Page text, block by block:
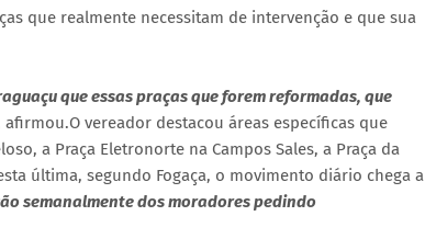
que realmente necessitam de intervenção e que sua
que essas praças que forem reformadas, que
afirmou.O vereador destacou áreas específicas que
a Praça Eletronorte na Campos Sales, a Praça da
última, segundo Fogaça, o movimento diário chega a
semanalmente dos moradores pedindo